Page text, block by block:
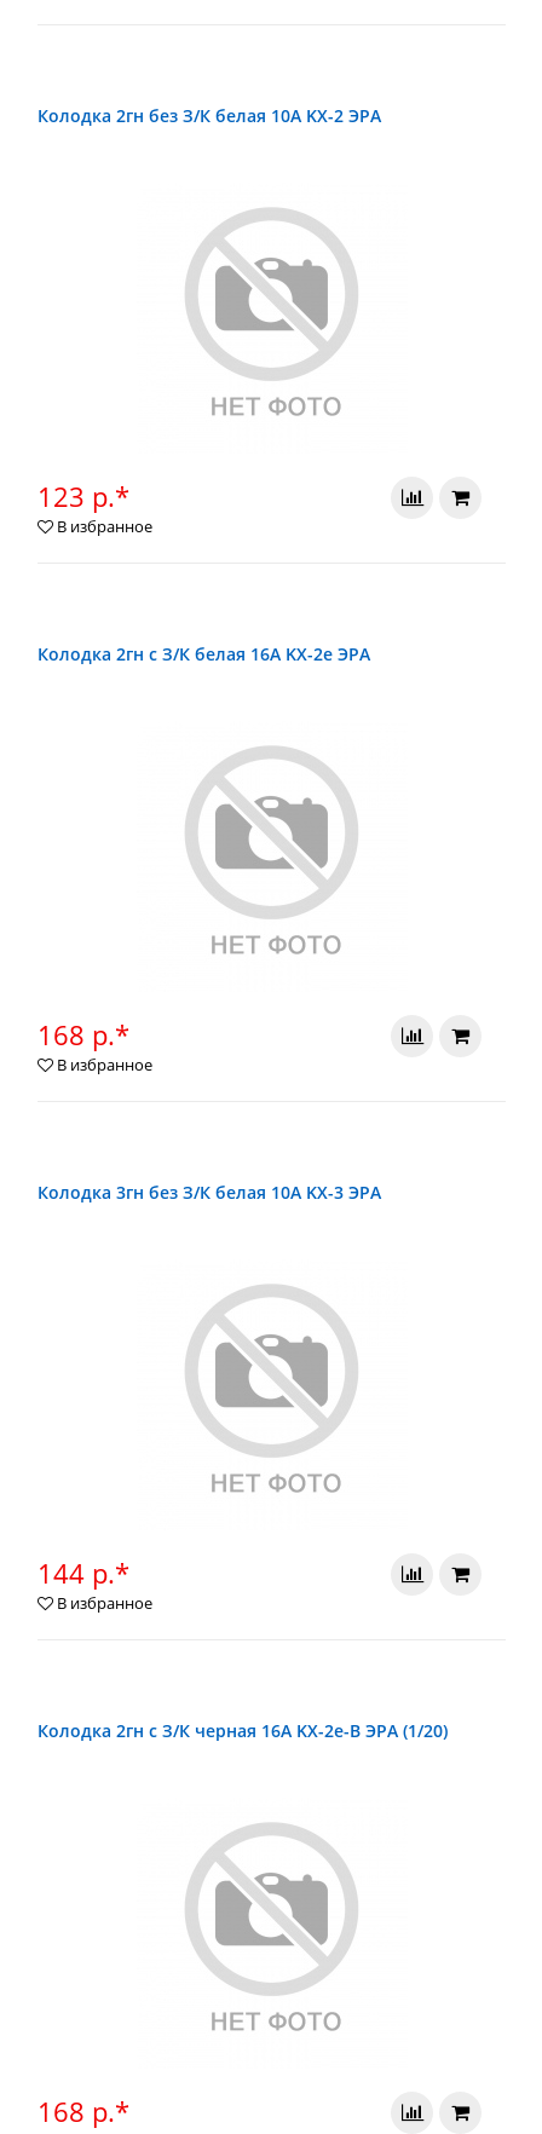
Колодка 2гн без З/К белая 10А KX-2 ЭРА
123 р.*
В избранное
Колодка 2гн с З/К белая 16А KX-2e ЭРА
168 р.*
В избранное
Колодка 3гн без З/К белая 10А KX-3 ЭРА
144 р.*
В избранное
Колодка 2гн с З/К черная 16А KX-2e-B ЭРА (1/20)
168 р.*